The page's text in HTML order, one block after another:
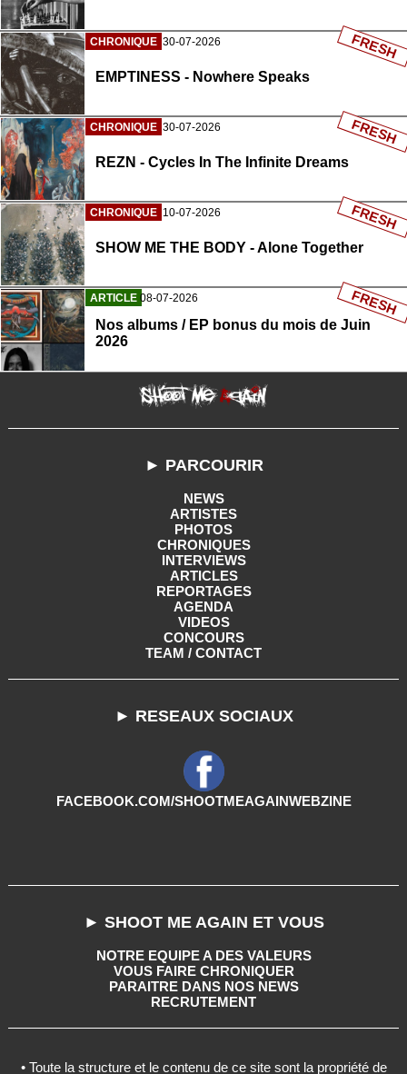
CHRONIQUE 30-07-2026
EMPTINESS - Nowhere Speaks
FRESH
CHRONIQUE 30-07-2026
REZN - Cycles In The Infinite Dreams
FRESH
CHRONIQUE 10-07-2026
SHOW ME THE BODY - Alone Together
FRESH
ARTICLE 08-07-2026
Nos albums / EP bonus du mois de Juin
2026
FRESH
► PARCOURIR
NEWS
ARTISTES
PHOTOS
CHRONIQUES
INTERVIEWS
ARTICLES
REPORTAGES
AGENDA
VIDEOS
CONCOURS
TEAM / CONTACT
► RESEAUX SOCIAUX
FACEBOOK.COM/SHOOTMEAGAINWEBZINE
► SHOOT ME AGAIN ET VOUS
NOTRE EQUIPE A DES VALEURS
VOUS FAIRE CHRONIQUER
PARAITRE DANS NOS NEWS
RECRUTEMENT
• Toute la structure et le contenu de ce site sont la propriété de